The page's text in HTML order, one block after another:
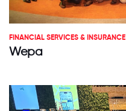
FINANCIAL SERVICES & INSURANCE
Wepa